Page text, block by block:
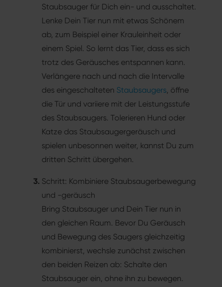
Staubsauger für Dich ein- und ausschaltet.
Lenke Dein Tier nun mit etwas Schönem
ab, zum Beispiel einer Krauleinheit oder
einem Spiel. So lernt das Tier, dass es sich
trotz des Geräusches entspannen kann.
Verlängere nach und nach die Intervalle
des eingeschalteten Staubsaugers, öffne
die Tür und variiere mit der Leistungsstufe
des Staubsaugers. Tolerieren Hund oder
Katze das Staubsaugergeräusch und
spielen unbesonnen weiter, kannst Du zum
dritten Schritt übergehen.
Schritt: Kombiniere Staubsaugerbewegung
und -geräusch
Bring Staubsauger und Dein Tier nun in
den gleichen Raum. Bevor Du Geräusch
und Bewegung des Saugers gleichzeitig
kombinierst, wechsle zunächst zwischen
den beiden Reizen ab: Schalte den
Staubsauger ein, ohne ihn zu bewegen.